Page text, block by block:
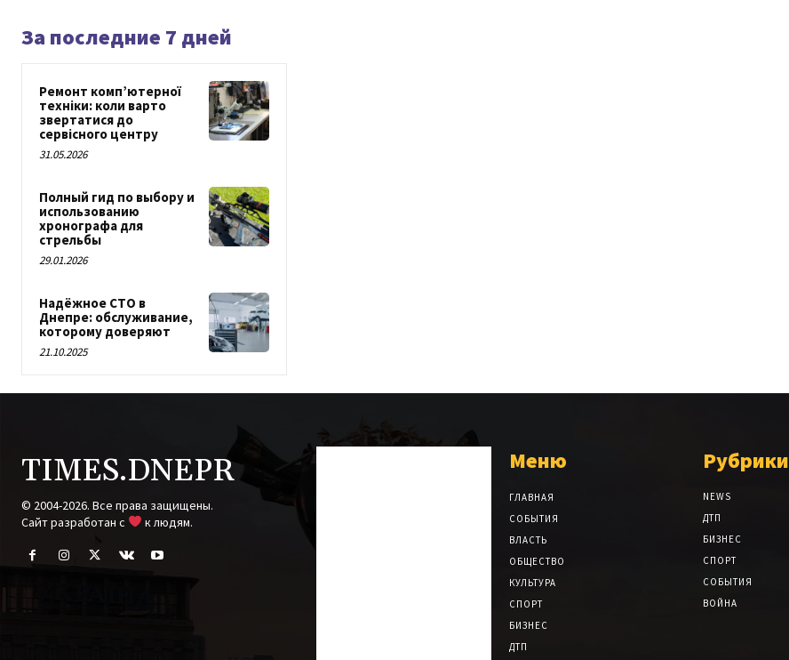
За последние 7 дней
Ремонт комп’ютерної
техніки: коли варто
звертатися до
сервісного центру
31.05.2026
Полный гид по выбору и
использованию
хронографа для
стрельбы
29.01.2026
Надёжное СТО в
Днепре: обслуживание,
которому доверяют
21.10.2025
TIMES.DNEPR
© 2004-2026. Все права защищены.
Cайт разработан с
к людям.
Меню
ГЛАВНАЯ
СОБЫТИЯ
ВЛАСТЬ
ОБЩЕСТВО
КУЛЬТУРА
СПОРТ
БИЗНЕС
ДТП
Рубрики
NEWS
ДТП
БИЗНЕС
СПОРТ
СОБЫТИЯ
ВОЙНА